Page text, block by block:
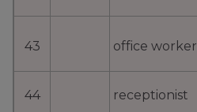
43 office worker
44 receptionist